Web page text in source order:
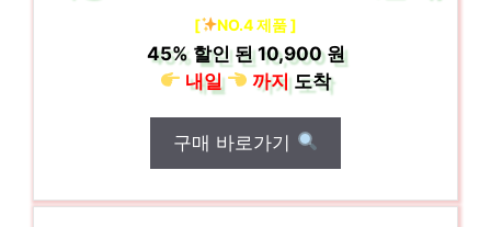
[ NO.4 제품 ]
45%할인 된10,900 원
내일
까지도착
구매 바로가기